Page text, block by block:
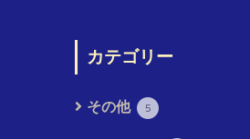
カテゴリー
その他 5